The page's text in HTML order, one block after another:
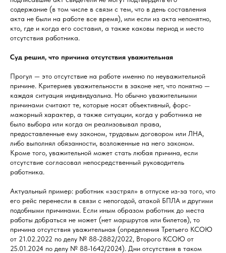
содержание (в том числе в связи с тем, что в день составления
акта не были на работе все время), или если из акта непонятно,
кто, где и когда его составил, а также каковы период и место
отсутствия работника.
Суд решил, что причина отсутствия уважительная
Прогул — это отсутствие на работе именно по неуважительной
причине. Критериев уважительности в законе нет, что понятно —
каждая ситуация индивидуальна. Но обычно уважительными
причинами считают те, которые носят объективный, форс-
мажорный характер, а также ситуации, когда у работника не
было выбора или когда он реализовывал права,
предоставленные ему законом, трудовым договором или ЛНА,
либо выполнял обязанности, возложенные на него законом.
Кроме того, уважительной может стать любая причина, если
отсутствие согласовал непосредственный руководитель
работника.
Актуальный пример: работник «застрял» в отпуске из‑за того, что
его рейс перенесли в связи с непогодой, атакой БПЛА и другими
подобными причинами. Если иным образом работник до места
работы добраться не может (нет маршрутов или билетов), то
причина отсутствия уважительная (определения Третьего КСОЮ
от 21.02.2022 по делу № 88-2882/2022, Второго КСОЮ от
25.01.2024 по делу № 88-1642/2024). Дни отсутствия в таком